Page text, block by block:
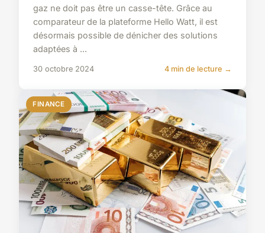
gaz ne doit pas être un casse-tête. Grâce au
comparateur de la plateforme Hello Watt, il est
désormais possible de dénicher des solutions
adaptées à ...
30 octobre 2024 4 min de lecture →
FINANCE